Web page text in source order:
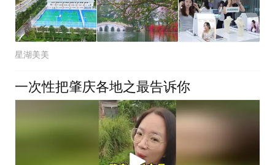
星湖美美
一次性把肇庆各地之最告诉你